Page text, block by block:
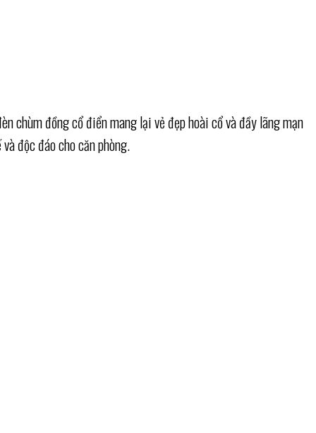
chùm đồng cổ điển mang lại vẻ đẹp hoài cổ và đầy lãng mạn
độc đáo cho căn phòng.